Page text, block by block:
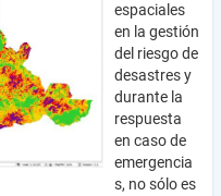
espaciales
en la gestión
del riesgo de
desastres y
durante la
respuesta
en caso de
emergencia
s, no sólo es